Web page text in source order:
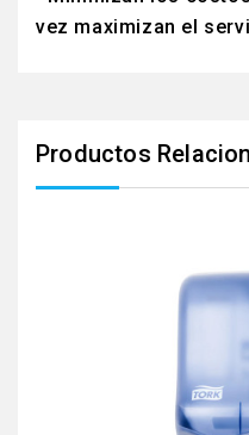
vez maximizan el
Productos